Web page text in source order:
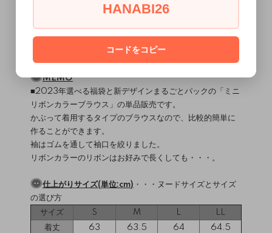
直線縫いミシン / ロックミシン
縫製難易度・・・★★★☆☆
MEMO
■2023年選べる福袋と新デザインまるごとパックの「ミニ
リボンカラーブラウス」の単品販売です。
かぶって着用するタイプのブラウスなので、比較的簡単に
作ることができます。
袖はゴムを通して袖口を絞りました。
リボンカラーのリボンはお好みで長くしても・・・。
仕上がりサイズ(単位:cm) ・・・ ヌードサイズとサイズ
の選び方
サイズ
S M
着丈
63 63.5 64
64.5
HANABI26
コードをコピー